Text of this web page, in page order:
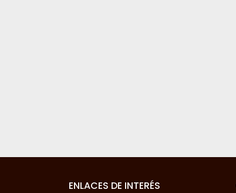
ENLACES DE INTERÉS